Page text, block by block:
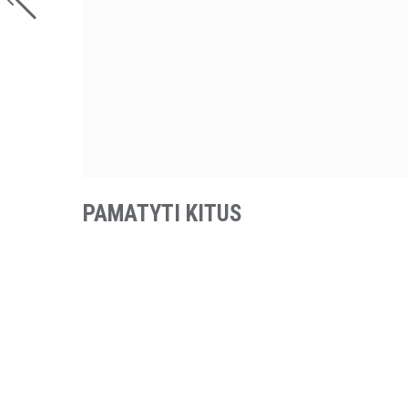
PAMATYTI KITUS